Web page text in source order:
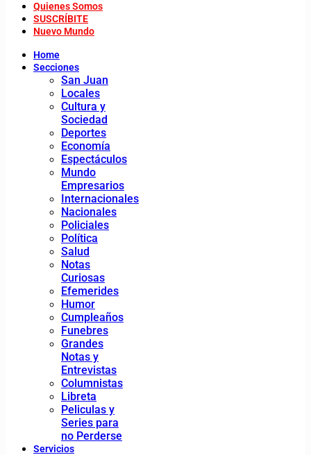
Quienes Somos
SUSCRÍBITE
Nuevo Mundo
Home
Secciones
San Juan
Locales
Cultura y
Sociedad
Deportes
Economía
Espectáculos
Mundo
Empresarios
Internacionales
Nacionales
Policiales
Política
Salud
Notas
Curiosas
Efemerides
Humor
Cumpleaños
Funebres
Grandes
Notas y
Entrevistas
Columnistas
Libreta
Peliculas y
Series para
no Perderse
Servicios